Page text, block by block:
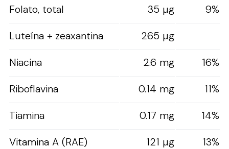
Folato, total 35 µg
9%
Luteína + zeaxantina
265 µg
Niacina
2.6 mg
16%
Riboflavina
0.14 mg
11%
Tiamina
0.17 mg
14%
Vitamina A (RAE)
121 µg
13%